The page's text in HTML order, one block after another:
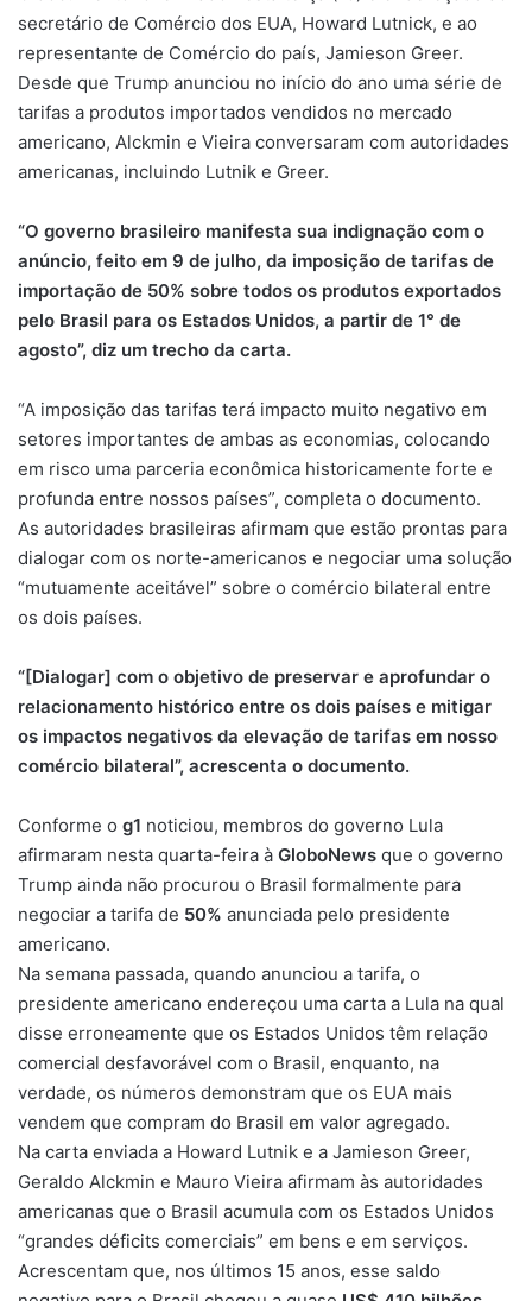
secretário de Comércio dos EUA, Howard Lutnick, e ao
representante de Comércio do país, Jamieson Greer.
Desde que Trump anunciou no início do ano uma série de
tarifas a produtos importados vendidos no mercado
americano, Alckmin e Vieira conversaram com autoridades
americanas, incluindo Lutnik e Greer.
“O governo brasileiro manifesta sua indignação com o
anúncio, feito em 9 de julho, da imposição de tarifas de
importação de 50% sobre todos os produtos exportados
pelo Brasil para os Estados Unidos, a partir de 1° de
agosto”, diz um trecho da carta.
“A imposição das tarifas terá impacto muito negativo em
setores importantes de ambas as economias, colocando
em risco uma parceria econômica historicamente forte e
profunda entre nossos países”, completa o documento.
As autoridades brasileiras afirmam que estão prontas para
dialogar com os norte-americanos e negociar uma solução
“mutuamente aceitável” sobre o comércio bilateral entre
os dois países.
“[Dialogar] com o objetivo de preservar e aprofundar o
relacionamento histórico entre os dois países e mitigar
os impactos negativos da elevação de tarifas em nosso
comércio bilateral”, acrescenta o documento.
Conforme o g1 noticiou, membros do governo Lula
afirmaram nesta quarta-feira à GloboNews que o governo
Trump ainda não procurou o Brasil formalmente para
negociar a tarifa de 50% anunciada pelo presidente
americano.
Na semana passada, quando anunciou a tarifa, o
presidente americano endereçou uma carta a Lula na qual
disse erroneamente que os Estados Unidos têm relação
comercial desfavorável com o Brasil, enquanto, na
verdade, os números demonstram que os EUA mais
vendem que compram do Brasil em valor agregado.
Na carta enviada a Howard Lutnik e a Jamieson Greer,
Geraldo Alckmin e Mauro Vieira afirmam às autoridades
americanas que o Brasil acumula com os Estados Unidos
“grandes déficits comerciais” em bens e em serviços.
Acrescentam que, nos últimos 15 anos, esse saldo